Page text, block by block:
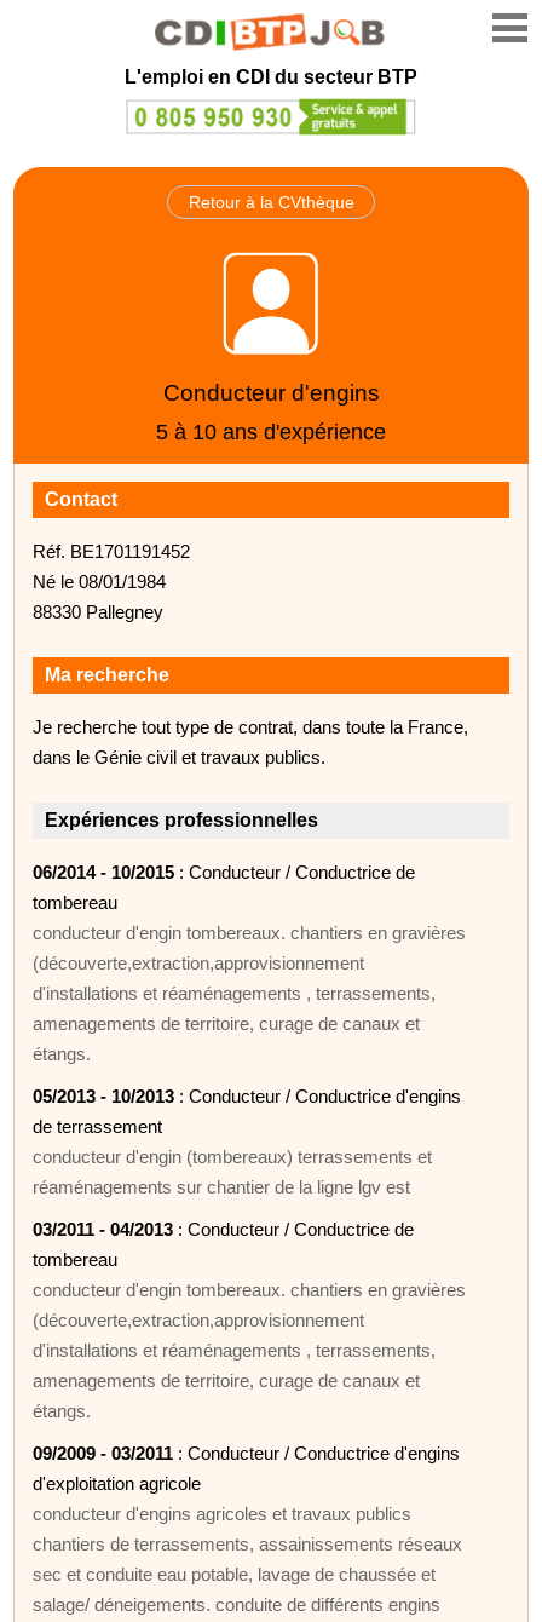
L'emploi en CDI du secteur BTP
Retour à la CVthèque
Conducteur d'engins
5 à 10 ans d'expérience
Contact
Réf. BE1701191452
Né le 08/01/1984
88330 Pallegney
Ma recherche
Je recherche tout type de contrat, dans toute la France,
dans le Génie civil et travaux publics.
Expériences professionnelles
06/2014 - 10/2015 : Conducteur / Conductrice de
tombereau
conducteur d'engin tombereaux. chantiers en gravières
(découverte,extraction,approvisionnement
d'installations et réaménagements , terrassements,
amenagements de territoire, curage de canaux et
étangs.
05/2013 - 10/2013 : Conducteur / Conductrice d'engins
de terrassement
conducteur d'engin (tombereaux) terrassements et
réaménagements sur chantier de la ligne lgv est
03/2011 - 04/2013 : Conducteur / Conductrice de
tombereau
conducteur d'engin tombereaux. chantiers en gravières
(découverte,extraction,approvisionnement
d'installations et réaménagements , terrassements,
amenagements de territoire, curage de canaux et
étangs.
09/2009 - 03/2011 : Conducteur / Conductrice d'engins
d'exploitation agricole
conducteur d'engins agricoles et travaux publics
chantiers de terrassements, assainissements réseaux
sec et conduite eau potable, lavage de chaussée et
salage/ déneigements. conduite de différents engins